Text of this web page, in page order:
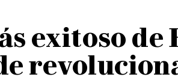
exitoso de